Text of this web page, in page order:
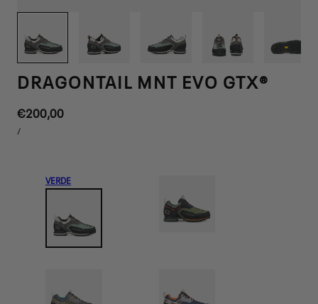
DRAGONTAIL MNT EVO GTX®
Prezzo
normale
€200,00
UNITARIO
/PER
VERDE